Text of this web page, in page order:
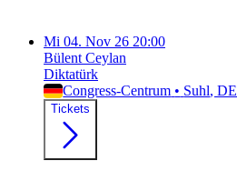
Mi 04. Nov 26 20:00
Bülent Ceylan
Diktatürk
Congress-Centrum • Suhl, DE
Tickets